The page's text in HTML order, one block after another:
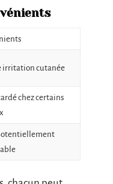
irritation cutanée
chez certains